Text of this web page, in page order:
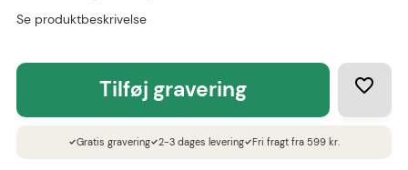
Se produktbeskrivelse
tilføj gravering
checkGratis graveringcheck2-3 dages leveringcheckFri fragt fra 599 kr.